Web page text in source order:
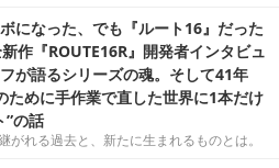
になった、でも『ルート16』だった
作『ROUTE16R』開発者インタビュ
が語るシリーズの魂。そして41年
ために手作業で直した世界に1本だけ
”の話
がれる過去と、新たに生まれるものとは。